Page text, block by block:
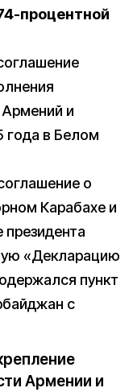
процентной
Армений и
года в Белом
о
Карабахе и
президента
«Декларацию
пункт
с
Армении и